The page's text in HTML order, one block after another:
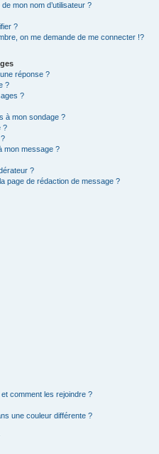
mon nom d’utilisateur ?
?
on me demande de me connecter !?
réponse ?
?
?
à mon sondage ?
?
mon message ?
?
page de rédaction de message ?
comment les rejoindre ?
une couleur différente ?